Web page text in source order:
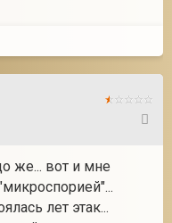
же... вот и мне
лет этак...